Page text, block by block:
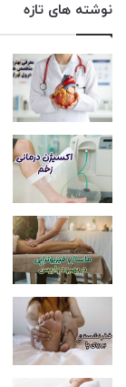
نوشته های تازه